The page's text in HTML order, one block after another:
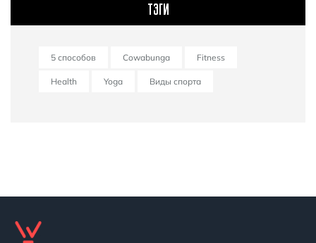
ТЭГИ
5 способов Cowabunga Fitness
Health Yoga Виды спорта